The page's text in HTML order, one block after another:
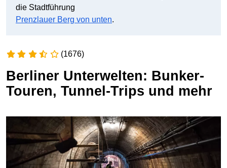
die Stadtführung
Prenzlauer Berg von unten.
(1676)
Berliner Unterwelten: Bunker-
Touren, Tunnel-Trips und mehr